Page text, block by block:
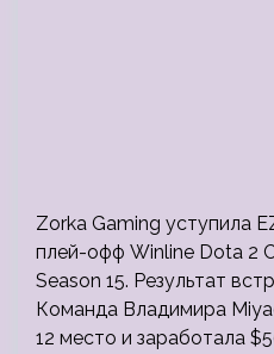
Zorka Gaming уступила
плей-офф Winline Dota 2
Season 15. Результат
Команда Владимира
12 место и заработала